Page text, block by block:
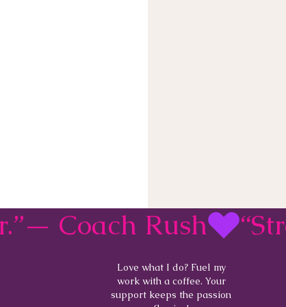
Love what I do? Fuel my
work with a coffee. Your
support keeps the passion
Coach Rush